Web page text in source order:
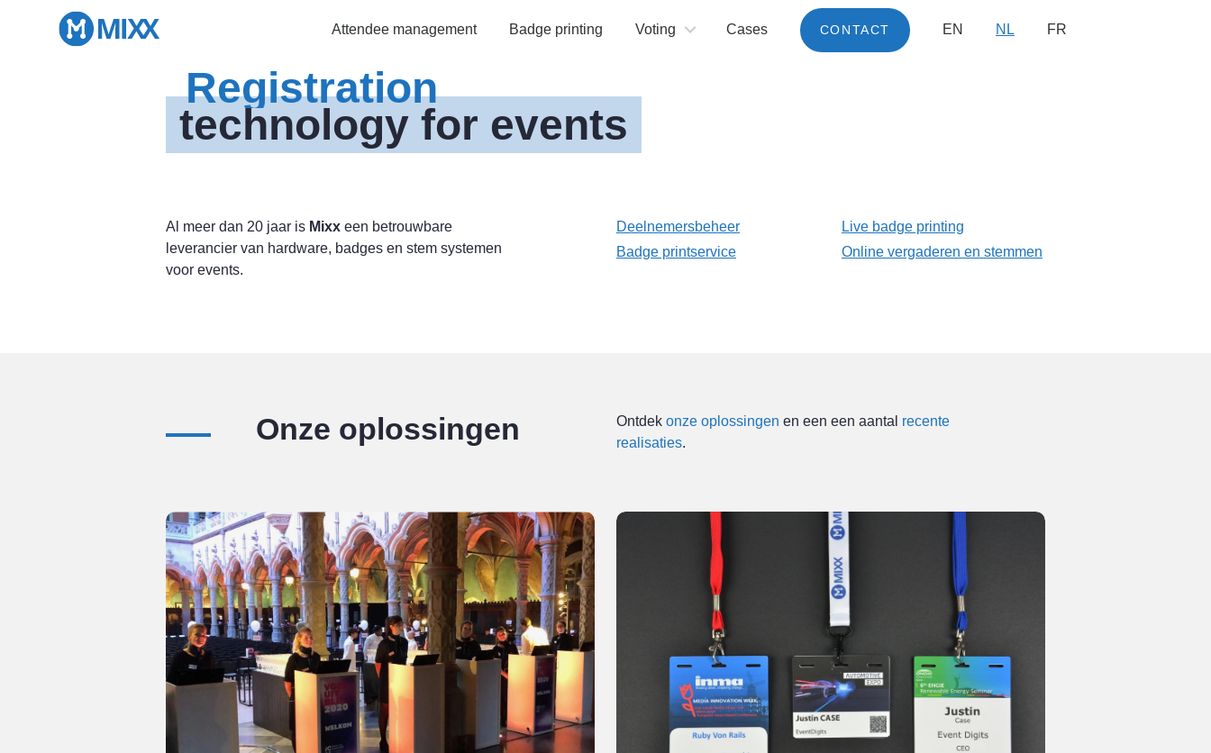
Attendee management Badge printing Voting Cases CONTACT EN NL FR
Registration
technology for events
Al meer dan 20 jaar is Mixx een betrouwbare
leverancier van hardware, badges en stem systemen
voor events.
Deelnemersbeheer
Badge printservice
Live badge printing
Online vergaderen en stemmen
Onze oplossingen Ontdek onze oplossingen en een een aantal recente
realisaties.